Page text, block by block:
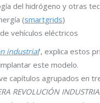
del hidrógeno y otras
(smartgrids)
vehículos eléctricos
industrial‘, explica estos
este modelo.
capítulos agrupados en
REVOLUCIÓN